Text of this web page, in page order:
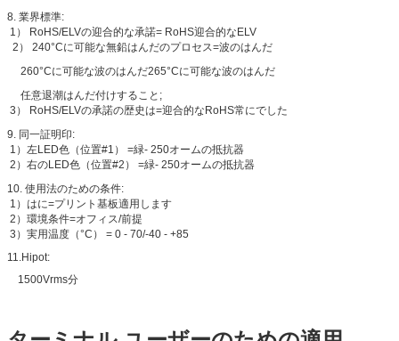
8. 業界標準:
1） RoHS/ELVの迎合的な承諾= RoHS迎合的なELV
2） 240°Cに可能な無鉛はんだのプロセス=波のはんだ
260°Cに可能な波のはんだ265°Cに可能な波のはんだ
任意退潮はんだ付けすること;
3） RoHS/ELVの承諾の歴史は=迎合的なRoHS常にでした
9. 同一証明印:
1）左LED色（位置#1） =緑- 250オームの抵抗器
2）右のLED色（位置#2） =緑- 250オームの抵抗器
10. 使用法のための条件:
1）はに=プリント基板適用します
2）環境条件=オフィス/前提
3）実用温度（°C） = 0 - 70/-40 - +85
11.Hipot:
1500Vrms分